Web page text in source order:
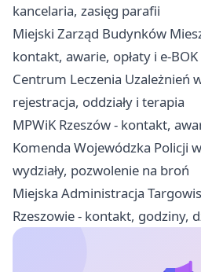
kancelaria, zasięg parafii
Miejski Zarząd Budynków
kontakt, awarie, opłaty i e-BOK
Centrum Leczenia Uzależnień
rejestracja, oddziały i terapia
MPWiK Rzeszów - kontakt,
Komenda Wojewódzka Policji
wydziały, pozwolenie na broń
Miejska Administracja
Rzeszowie - kontakt, godziny,